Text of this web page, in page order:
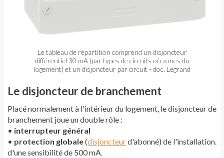
Le tableau de répartition comprend un disjoncteur
différentiel 30 mA (par types de circuits où zones du
logement) et un disjoncteur par circuit - doc. Legrand
Le disjoncteur de branchement
Placé normalement à l'intérieur du logement, le disjoncteur de
branchement joue un double rôle :
• interrupteur général
• protection globale(disjoncteurd'abonné) de l'installation.
d'une sensibilité de 500 mA.